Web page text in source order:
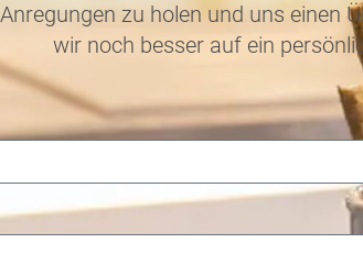
zu holen und uns einen
wir noch besser auf ein